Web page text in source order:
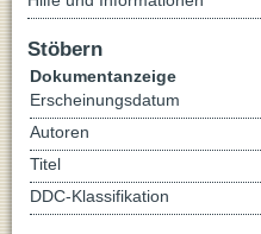
Stöbern
Dokumentanzeige
Erscheinungsdatum
Autoren
Titel
DDC-Klassifikation